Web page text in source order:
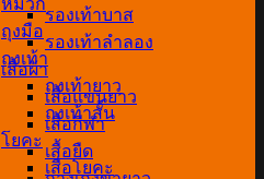
รองเท้าบาส
รองเท้าลำลอง
เสื้อผ้า
เสื้อแขนยาว
เสื้อกีฬา
เสื้อยืด
หมวก
ถุงมือ
ถุงเท้า
ถุงเท้ายาว
ถุงเท้าสั้น
โยคะ
เสื่อโยคะ